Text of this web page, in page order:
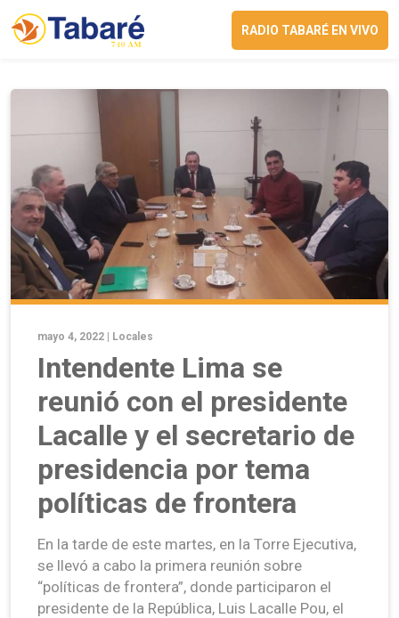
RADIO TABARÉ EN VIVO
mayo 4, 2022 | Locales
Intendente Lima se
reunió con el presidente
Lacalle y el secretario de
presidencia por tema
políticas de frontera
En la tarde de este martes, en la Torre Ejecutiva,
se llevó a cabo la primera reunión sobre
“políticas de frontera”, donde participaron el
presidente de la República, Luis Lacalle Pou, el